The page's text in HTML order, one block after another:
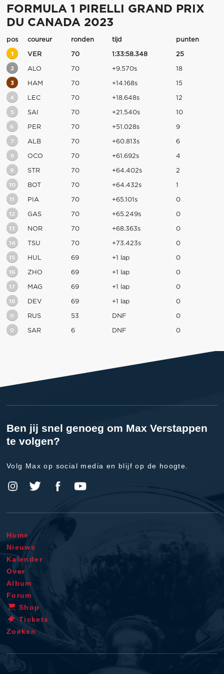
FORMULA 1 PIRELLI GRAND PRIX
DU CANADA 2023
pos coureur ronden tijd punten
1 VER 70 1:33:58.348 25
2 ALO 70 +9.570s 18
3 HAM 70 +14.168s 15
4 LEC 70 +18.648s 12
5 SAI 70 +21.540s 10
6 PER 70 +51.028s 9
7 ALB 70 +60.813s 6
8 OCO 70 +61.692s 4
9 STR 70 +64.402s 2
10 BOT 70 +64.432s 1
11 PIA 70 +65.101s 0
12 GAS 70 +65.249s 0
13 NOR 70 +68.363s 0
14 TSU 70 +73.423s 0
15 HUL 69 +1 lap 0
16 ZHO 69 +1 lap 0
17 MAG 69 +1 lap 0
18 DEV 69 +1 lap 0
0 RUS 53 DNF 0
0 SAR 6 DNF 0
Ben jij snel genoeg om Max Verstappen
te volgen?
Volg Max op social media en blijf op de hoogte.
Home
Nieuws
Kalender
Over
Album
Forum
Shop
Tickets
Zoeken